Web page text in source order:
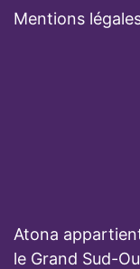
Mentions
Atona
le Grand Sud-